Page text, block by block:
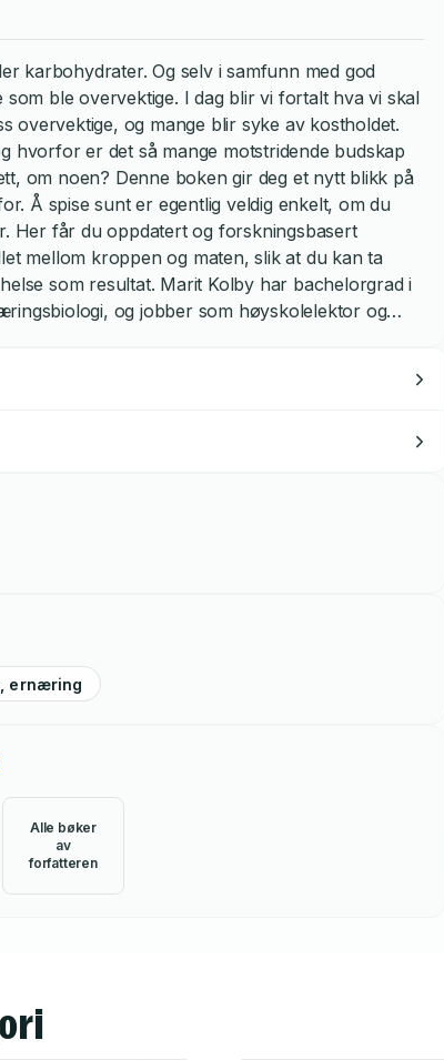
karbohydrater. Og selv i samfunn med god
ble overvektige. I dag blir vi fortalt hva vi skal
overvektige, og mange blir syke av kostholdet.
hvorfor er det så mange motstridende budskap
om noen? Denne boken gir deg et nytt blikk på
Å spise sunt er egentlig veldig enkelt, om du
Her får du oppdatert og forskningsbasert
mellom kroppen og maten, slik at du kan ta
som resultat. Marit Kolby har bachelorgrad i
og jobber som høyskolelektor og
har etablert seg som en frittalende og
ernæring
Alle bøker
av
forfatteren